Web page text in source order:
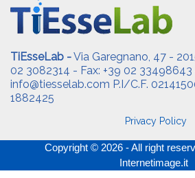
TiEsseLab -Via Garegnano, 47 -
02 3082314 - Fax: +39 02 33498643
info@tiesselab.com P.I/C.F.
1882425
Privacy Policy
Copyright © 2026 - All right
Internetimage.it